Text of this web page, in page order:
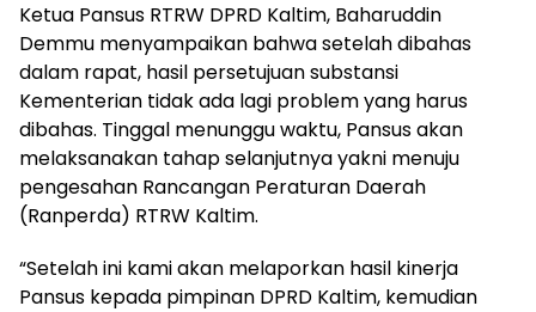
Ketua Pansus RTRW DPRD Kaltim, Baharuddin
Demmu menyampaikan bahwa setelah dibahas
dalam rapat, hasil persetujuan substansi
Kementerian tidak ada lagi problem yang harus
dibahas. Tinggal menunggu waktu, Pansus akan
melaksanakan tahap selanjutnya yakni menuju
pengesahan Rancangan Peraturan Daerah
(Ranperda) RTRW Kaltim.
“Setelah ini kami akan melaporkan hasil kinerja
Pansus kepada pimpinan DPRD Kaltim, kemudian